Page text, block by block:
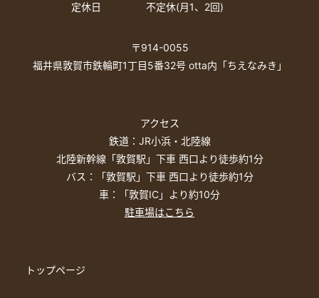
定休日
不定休(月1、2回)
〒914-0055
福井県敦賀市鉄輪町1丁目5番32号 otta内「ちえなみき」
アクセス
鉄道：JR小浜・北陸線
北陸新幹線「敦賀駅」下車 西口より徒歩約1分
バス：「敦賀駅」下車 西口より徒歩約1分
車：「敦賀IC」より約10分
駐車場はこちら
トップページ